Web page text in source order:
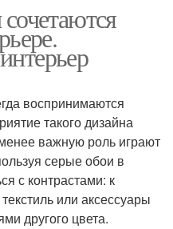
воспринимаются
такого дизайна
важную роль играют
серые обои в
с контрастами: к
или аксессуары
другого цвета.